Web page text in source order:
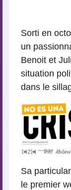
Sorti en
un
Benoit et
situation
dans le
Sa
le premier